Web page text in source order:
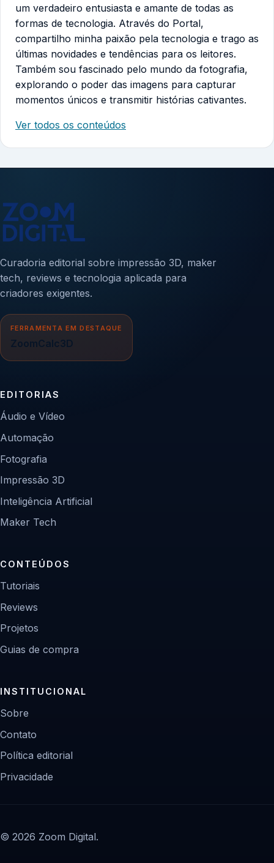
um verdadeiro entusiasta e amante de todas as
formas de tecnologia. Através do Portal,
compartilho minha paixão pela tecnologia e trago as
últimas novidades e tendências para os leitores.
Também sou fascinado pelo mundo da fotografia,
explorando o poder das imagens para capturar
momentos únicos e transmitir histórias cativantes.
Ver todos os conteúdos
Curadoria editorial sobre impressão 3D, maker
tech, reviews e tecnologia aplicada para
criadores exigentes.
FERRAMENTA EM DESTAQUE
ZoomCalc3D
EDITORIAS
Áudio e Vídeo
Automação
Fotografia
Impressão 3D
Inteligência Artificial
Maker Tech
CONTEÚDOS
Tutoriais
Reviews
Projetos
Guias de compra
INSTITUCIONAL
Sobre
Contato
Política editorial
Privacidade
© 2026 Zoom Digital.